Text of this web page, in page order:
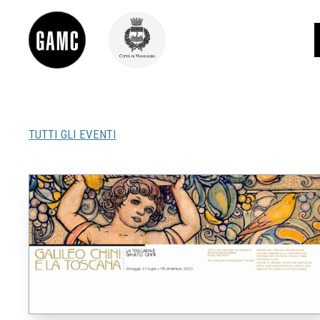
SHOP
LE COLLEZIONI
GLI AUTORI
LORENZO VIANI
MOSTRE
PALAZZO DELLE MUSE
TUTTI GLI EVENTI